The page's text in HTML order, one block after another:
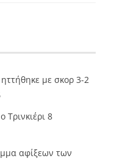
με σκορ 3-2
8
αφίξεων των